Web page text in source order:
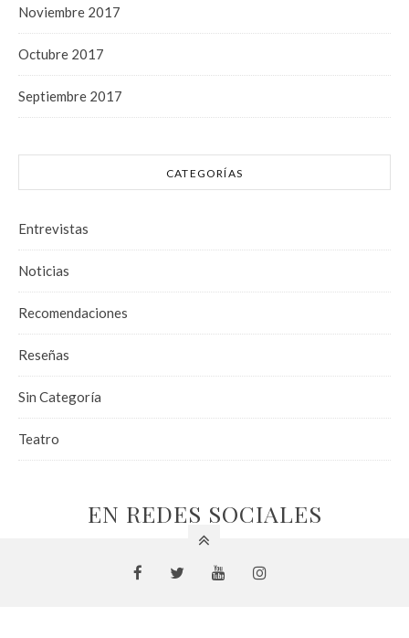
Noviembre 2017
Octubre 2017
Septiembre 2017
CATEGORÍAS
Entrevistas
Noticias
Recomendaciones
Reseñas
Sin Categoría
Teatro
EN REDES SOCIALES